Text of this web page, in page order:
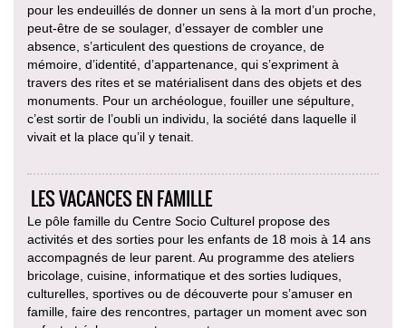
pour les endeuillés de donner un sens à la mort d’un proche,
peut-être de se soulager, d’essayer de combler une
absence, s’articulent des questions de croyance, de
mémoire, d’identité, d’appartenance, qui s’expriment à
travers des rites et se matérialisent dans des objets et des
monuments. Pour un archéologue, fouiller une sépulture,
c’est sortir de l’oubli un individu, la société dans laquelle il
vivait et la place qu’il y tenait.
LES VACANCES EN FAMILLE
Le pôle famille du Centre Socio Culturel propose des
activités et des sorties pour les enfants de 18 mois à 14 ans
accompagnés de leur parent. Au programme des ateliers
bricolage, cuisine, informatique et des sorties ludiques,
culturelles, sportives ou de découverte pour s’amuser en
famille, faire des rencontres, partager un moment avec son